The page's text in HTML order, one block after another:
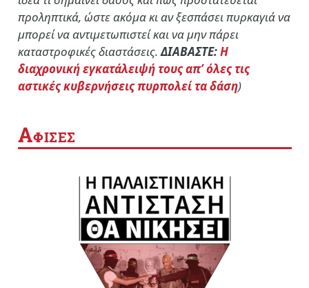
προληπτικά, ώστε ακόμα κι αν ξεσπάσει πυρκαγιά να
μπορεί να αντιμετωπιστεί και να μην πάρει
καταστροφικές διαστάσεις.ΔΙΑΒΑΣΤΕ:Η
διαχρονική εγκατάλειψή τους απ’ όλες τις
αστικές κυβερνήσεις πυρπολεί τα δάση)
ΑΦΙΣΕΣ